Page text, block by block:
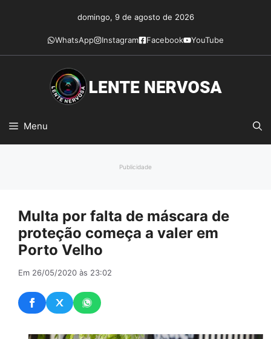
conteúdo
domingo, 9 de agosto de 2026
WhatsApp Instagram Facebook YouTube
Menu
Publicidade
Multa por falta de máscara de
proteção começa a valer em
Porto Velho
Em 26/05/2020 às 23:02